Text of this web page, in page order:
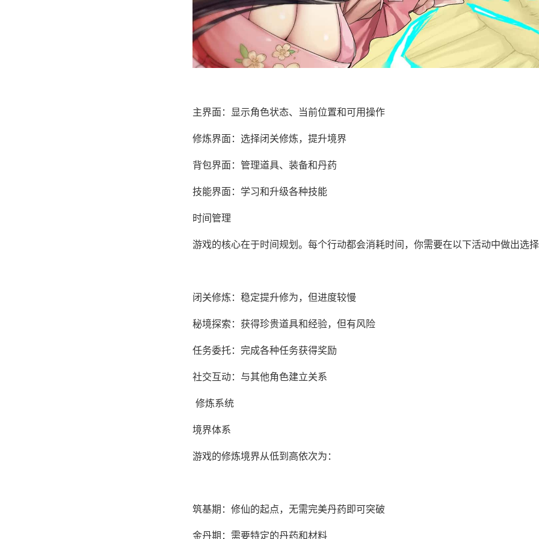
主界面：显示角色状态、当前位置和可用操作
修炼界面：选择闭关修炼，提升境界
背包界面：管理道具、装备和丹药
技能界面：学习和升级各种技能
时间管理
游戏的核心在于时间规划。每个行动都会消耗时间，你需要在以下活动中做出选
闭关修炼：稳定提升修为，但进度较慢
秘境探索：获得珍贵道具和经验，但有风险
任务委托：完成各种任务获得奖励
社交互动：与其他角色建立关系
修炼系统
境界体系
游戏的修炼境界从低到高依次为：
筑基期：修仙的起点，无需完美丹药即可突破
金丹期：需要特定的丹药和材料